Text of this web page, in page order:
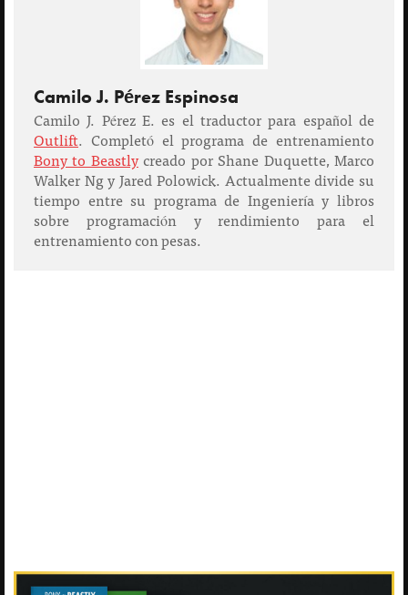
Camilo J. Pérez Espinosa
Camilo J. Pérez E. es el traductor para español de
Outlift. Completó el programa de entrenamiento
Bony to Beastlycreado por Shane Duquette, Marco
Walker Ng y Jared Polowick. Actualmente divide su
tiempo entre su programa de Ingeniería y libros
sobre programación y rendimiento para el
entrenamiento con pesas.